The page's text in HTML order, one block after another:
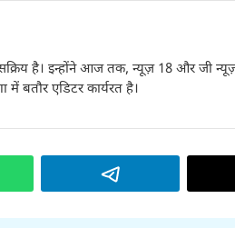
सक्रिय है। इन्होंने आज तक, न्यूज़ 18 और जी
बतौर एडिटर कार्यरत है।